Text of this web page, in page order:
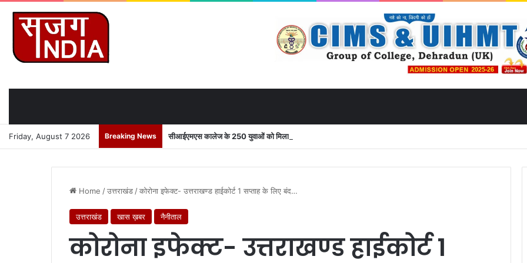
Friday, August 7 2026 Breaking News सीआईएमएस कालेज के 250 युवाओं को मिला उत्तराखंड से लाइव जुड़ने का मौका
Home /उत्तराखंड /कोरोना इफेक्ट- उत्तराखण्ड हाईकोर्ट 1 सप्ताह के लिए बंद…
उत्तराखंड खास ख़बर नैनीताल
कोरोना इफेक्ट- उत्तराखण्ड हाईकोर्ट 1